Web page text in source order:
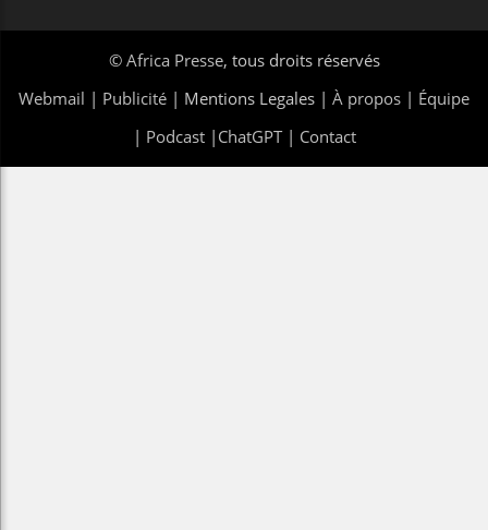
© Africa Presse, tous droits réservés
Webmail | Publicité | Mentions Legales | À propos | Équipe
| Podcast| ChatGPT| Contact